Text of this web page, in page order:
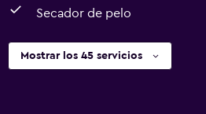
Secador de pelo
Mostrar los 45 servicios